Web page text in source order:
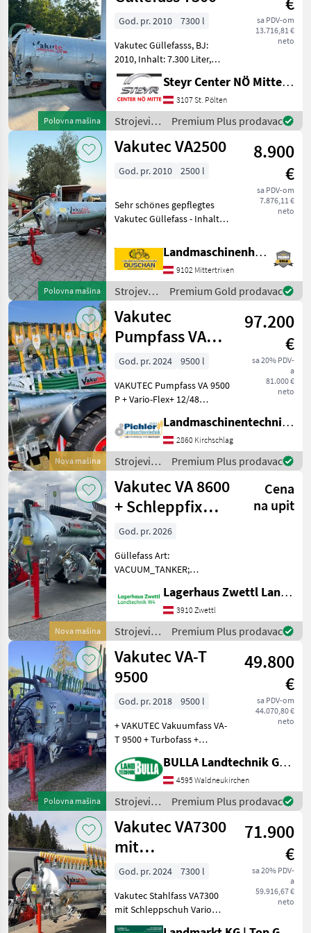
Prikaži
sve
MARKETPLACE
Marketplace
Ponude
trgovaca
Oglasi
navodnjavanje
/ Vakutec
Polovna mašina
sa PDV-om
13.716,81 €
neto
God. pr. 2010
7300 l
Vakutec Güllefasss, BJ:
2010, Inhalt: 7.300 Liter,
Druckluftbremse, ALB-
Regler, 6" Sauganschluss,
Saugleitung 5 m (2 m
Schlauch + 3 m Rohr),
hydraulischer Schieb
Steyr Center NÖ Mitte Landmaschinentechnik GmbH
3107 St. Pölten
Strojevi
za
đubrenje,
navodnjavanje
Premium Plus prodavac
Polovna mašina
Vakutec VA2500
8.900
€
sa PDV-om
7.876,11 €
neto
God. pr. 2010 2500 l
Sehr schönes gepflegtes
Vakutec Güllefass - Inhalt
hydraulische Bremse -
Handbremse -
Weitwinkelgelenkwelle -
Stützrad - hydraulische
Landmaschinenhandel Ouschan Anton
9102 Mittertrixen
Strojevi
za
đubrenje,
gnojenje i
navodnjavanje
/ Vakutec
Premium Gold prodavac
Nova mašina
Vakutec
Pumpfass VA
9500 P + Vario-
Flex+ 12/48
Schlepp-S
97.200
€
sa 20% PDV-
a
81.000 €
neto
God. pr. 2024
9500 l
VAKUTEC Pumpfass VA 9500
P + Vario-Flex+ 12/48
Serienausrüstung: •
Feuerverzinkter,
selbsttragender, gesickter
Stahlblechbehälter mit
durchgehende
Landmaschinentechnik Pichler GmbH
2860 Kirchschlag
Strojevi
za
đubrenje,
gnojenje i
navodnjavanje
/ Vakutec
Premium Plus prodavac
Nova mašina
Vakutec VA 8600
+ Schleppfix
SFA9
Cena
na upit
God. pr. 2026
Güllefass Art:
VACUUM_TANKER;
Neumaschine;
Seriennummer/Fahrgestellnummer:
2619561; Nettogewicht (kg):
4322; zul. Gesamtgewicht
(kg): 12000; Tankinh
Lagerhaus Zwettl Landtechnik
3910 Zwettl
Strojevi
za
đubrenje,
gnojenje i
navodnjavanje
/ Vakutec
Premium Plus prodavac
Polovna mašina
Vakutec VA-T
9500
49.800
€
sa PDV-om
44.070,80 €
neto
God. pr. 2018
9500 l
+ VAKUTEC Vakuumfass VA-
T 9500 + Turbofass +
Kompressor und
Hochdruckpumpe +
zusätzlicher 3-Wegehahn
auf der Druckseite der
Pumpe, zum Umpu
BULLA Landtechnik GmbH
4595 Waldneukirchen
Strojevi
za
đubrenje,
gnojenje i
navodnjavanje
/ Vakutec
Premium Plus prodavac
Vakutec VA7300
mit
Schleppschuh
71.900
€
sa 20% PDV-
a
59.916,67 €
neto
God. pr. 2024
7300 l
Vakutec Stahlfass VA7300
mit Schleppschuh Vario
Flex+ 12/48 - Neumaschine